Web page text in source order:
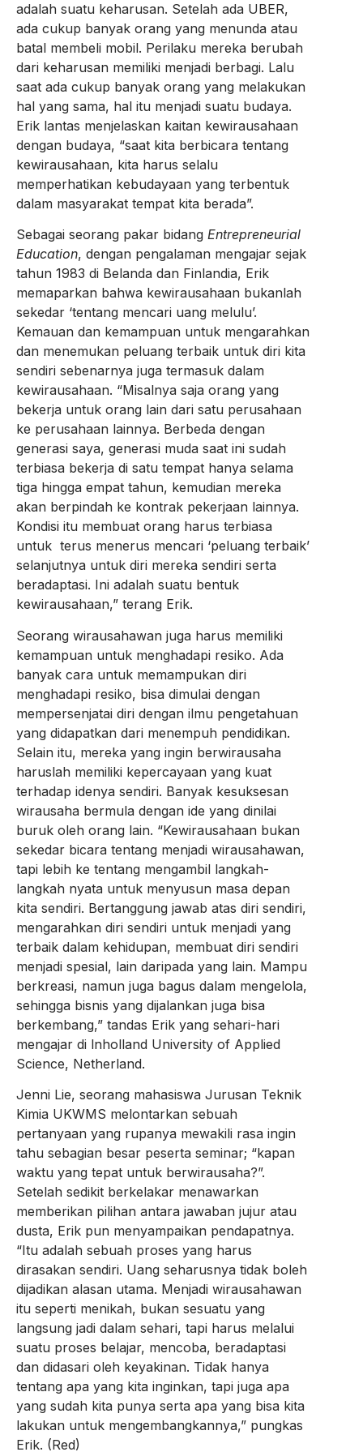
adalah suatu keharusan. Setelah ada UBER,
ada cukup banyak orang yang menunda atau
batal membeli mobil. Perilaku mereka berubah
dari keharusan memiliki menjadi berbagi. Lalu
saat ada cukup banyak orang yang melakukan
hal yang sama, hal itu menjadi suatu budaya.
Erik lantas menjelaskan kaitan kewirausahaan
dengan budaya, “saat kita berbicara tentang
kewirausahaan, kita harus selalu
memperhatikan kebudayaan yang terbentuk
dalam masyarakat tempat kita berada”.
Sebagai seorang pakar bidang Entrepreneurial
Education, dengan pengalaman mengajar sejak
tahun 1983 di Belanda dan Finlandia, Erik
memaparkan bahwa kewirausahaan bukanlah
sekedar ‘tentang mencari uang melulu’.
Kemauan dan kemampuan untuk mengarahkan
dan menemukan peluang terbaik untuk diri kita
sendiri sebenarnya juga termasuk dalam
kewirausahaan. “Misalnya saja orang yang
bekerja untuk orang lain dari satu perusahaan
ke perusahaan lainnya. Berbeda dengan
generasi saya, generasi muda saat ini sudah
terbiasa bekerja di satu tempat hanya selama
tiga hingga empat tahun, kemudian mereka
akan berpindah ke kontrak pekerjaan lainnya.
Kondisi itu membuat orang harus terbiasa
untuk terus menerus mencari ‘peluang terbaik’
selanjutnya untuk diri mereka sendiri serta
beradaptasi. Ini adalah suatu bentuk
kewirausahaan,” terang Erik.
Seorang wirausahawan juga harus memiliki
kemampuan untuk menghadapi resiko. Ada
banyak cara untuk memampukan diri
menghadapi resiko, bisa dimulai dengan
mempersenjatai diri dengan ilmu pengetahuan
yang didapatkan dari menempuh pendidikan.
Selain itu, mereka yang ingin berwirausaha
haruslah memiliki kepercayaan yang kuat
terhadap idenya sendiri. Banyak kesuksesan
wirausaha bermula dengan ide yang dinilai
buruk oleh orang lain. “Kewirausahaan bukan
sekedar bicara tentang menjadi wirausahawan,
tapi lebih ke tentang mengambil langkah-
langkah nyata untuk menyusun masa depan
kita sendiri. Bertanggung jawab atas diri sendiri,
mengarahkan diri sendiri untuk menjadi yang
terbaik dalam kehidupan, membuat diri sendiri
menjadi spesial, lain daripada yang lain. Mampu
berkreasi, namun juga bagus dalam mengelola,
sehingga bisnis yang dijalankan juga bisa
berkembang,” tandas Erik yang sehari-hari
mengajar di lnholland University of Applied
Science, Netherland.
Jenni Lie, seorang mahasiswa Jurusan Teknik
Kimia UKWMS melontarkan sebuah
pertanyaan yang rupanya mewakili rasa ingin
tahu sebagian besar peserta seminar; “kapan
waktu yang tepat untuk berwirausaha?”.
Setelah sedikit berkelakar menawarkan
memberikan pilihan antara jawaban jujur atau
dusta, Erik pun menyampaikan pendapatnya.
“Itu adalah sebuah proses yang harus
dirasakan sendiri. Uang seharusnya tidak boleh
dijadikan alasan utama. Menjadi wirausahawan
itu seperti menikah, bukan sesuatu yang
langsung jadi dalam sehari, tapi harus melalui
suatu proses belajar, mencoba, beradaptasi
dan didasari oleh keyakinan. Tidak hanya
tentang apa yang kita inginkan, tapi juga apa
yang sudah kita punya serta apa yang bisa kita
lakukan untuk mengembangkannya,” pungkas
Erik. (Red)